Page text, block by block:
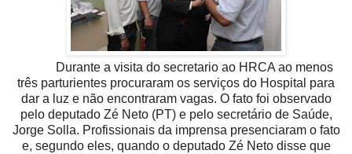
Durante a visita do secretario ao HRCA ao menos
três parturientes procuraram os serviços do Hospital para
dar a luz e não encontraram vagas. O fato foi observado
pelo deputado Zé Neto (PT) e pelo secretário de Saúde,
Jorge Solla. Profissionais da imprensa presenciaram o fato
e, segundo eles, quando o deputado Zé Neto disse que